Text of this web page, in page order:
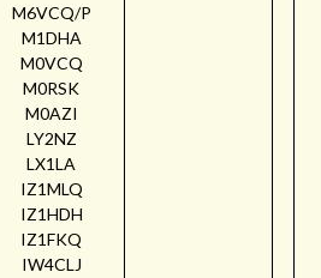
M6VCQ/P
M1DHA
M0VCQ
M0RSK
M0AZI
LY2NZ
LX1LA
IZ1MLQ
IZ1HDH
IZ1FKQ
IW4CLJ